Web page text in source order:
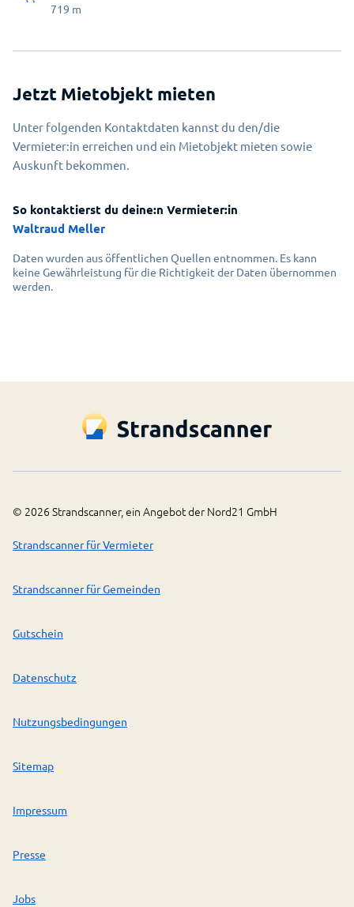
719 m
Jetzt Mietobjekt mieten
Unter folgenden Kontaktdaten kannst du den/die
Vermieter:in erreichen und ein Mietobjekt mieten sowie
Auskunft bekommen.
So kontaktierst du deine:n Vermieter:in
Waltraud Meller
Daten wurden aus öffentlichen Quellen entnommen. Es kann
keine Gewährleistung für die Richtigkeit der Daten übernommen
werden.
© 2026 Strandscanner, ein Angebot der Nord21 GmbH
Strandscanner für Vermieter
Strandscanner für Gemeinden
Gutschein
Datenschutz
Nutzungsbedingungen
Sitemap
Impressum
Presse
Jobs